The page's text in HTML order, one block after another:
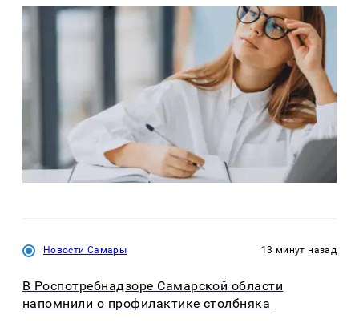
Новости Самары 13 минут назад
В Роспотребнадзоре Самарской области
напомнили о профилактике столбняка